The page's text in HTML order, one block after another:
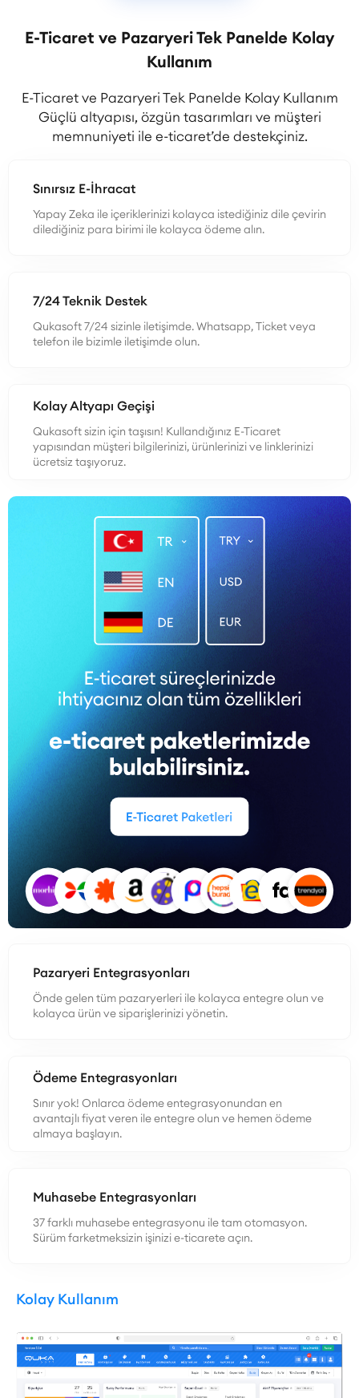
E-Ticaret ve Pazaryeri Tek Panelde Kolay
Kullanım
E-Ticaret ve Pazaryeri Tek Panelde Kolay Kullanım
Güçlü altyapısı, özgün tasarımları ve müşteri
memnuniyeti ile e-ticaret’de destekçiniz.
Sınırsız E-İhracat
Yapay Zeka ile içeriklerinizi kolayca istediğiniz dile çevirin
dilediğiniz para birimi ile kolayca ödeme alın.
7/24 Teknik Destek
Qukasoft 7/24 sizinle iletişimde. Whatsapp, Ticket veya
telefon ile bizimle iletişimde olun.
Kolay Altyapı Geçişi
Qukasoft sizin için taşısın! Kullandığınız E-Ticaret
yapısından müşteri bilgilerinizi, ürünlerinizi ve linklerinizi
ücretsiz taşıyoruz.
Pazaryeri Entegrasyonları
Önde gelen tüm pazaryerleri ile kolayca entegre olun ve
kolayca ürün ve siparişlerinizi yönetin.
Ödeme Entegrasyonları
Sınır yok! Onlarca ödeme entegrasyonundan en
avantajlı fiyat veren ile entegre olun ve hemen ödeme
almaya başlayın.
Muhasebe Entegrasyonları
37 farklı muhasebe entegrasyonu ile tam otomasyon.
Sürüm farketmeksizin işinizi e-ticarete açın.
Kolay Kullanım